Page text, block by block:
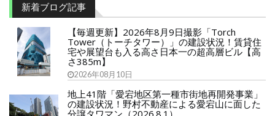
新着ブログ記事
【毎週更新】2026年8月9日撮影「Torch
Tower（トーチタワー）」の建設状況！賃貸住
宅や展望台も入る高さ日本一の超高層ビル【高
さ385m】
2026年08月10日
地上41階「愛宕地区第一種市街地再開発事業」
の建設状況！野村不動産による愛宕山に面した
分譲タワマン（2026.8.1）